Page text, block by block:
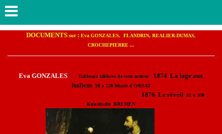
DOCUMENTS sur: Eva GONZALES, FLANDRIN, REALIER-DUMAS,
CROCHEPIERRE ...
Eva GONZALES : Tableaux célèbres de cette artiste:
1874 La loge aux
Italiens 98 x 130 Musée d'ORSAY
1876 Le réveil 81 x 100
Kunsthalle BREMEN